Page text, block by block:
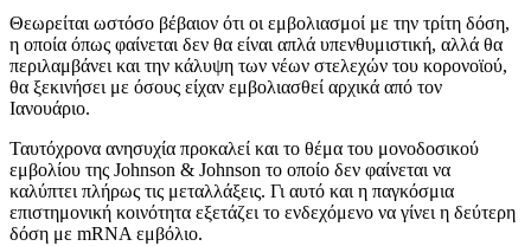
Θεωρείται ωστόσο βέβαιον ότι οι εμβολιασμοί με την τρίτη δόση,
η οποία όπως φαίνεται δεν θα είναι απλά υπενθυμιστική, αλλά θα
περιλαμβάνει και την κάλυψη των νέων στελεχών του κορονοϊού,
θα ξεκινήσει με όσους είχαν εμβολιασθεί αρχικά από τον
Ιανουάριο.
Ταυτόχρονα ανησυχία προκαλεί και το θέμα του μονοδοσικού
εμβολίου της Johnson & Johnson το οποίο δεν φαίνεται να
καλύπτει πλήρως τις μεταλλάξεις. Γι αυτό και η παγκόσμια
επιστημονική κοινότητα εξετάζει το ενδεχόμενο να γίνει η δεύτερη
δόση με mRNA εμβόλιο.